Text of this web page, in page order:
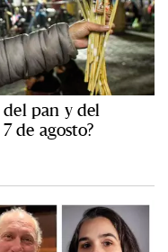
del pan y del
de agosto?